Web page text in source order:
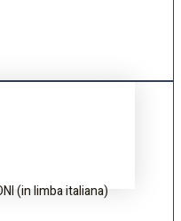
(in limba italiana)